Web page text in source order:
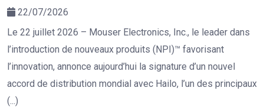
22/07/2026
Le 22 juillet 2026 – Mouser Electronics, Inc., le leader dans
l’introduction de nouveaux produits (NPI)™ favorisant
l’innovation, annonce aujourd’hui la signature d’un nouvel
accord de distribution mondial avec Hailo, l’un des principaux
(...)